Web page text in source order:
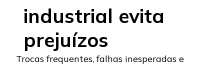
industrial evita
prejuízos
Trocas frequentes, falhas inesperadas e